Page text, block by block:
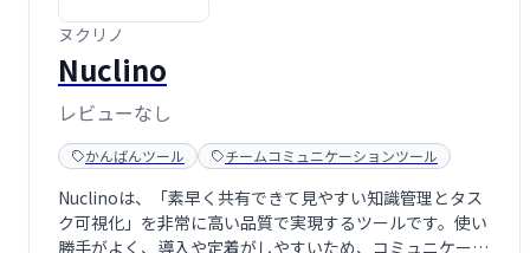
ヌクリノ
Nuclino
レビューなし
かんばんツール チームコミュニケーションツール
Nuclinoは、「素早く共有できて見やすい知識管理とタス
ク可視化」を非常に高い品質で実現するツールです。使い
勝手がよく、導入や定着がしやすいため、コミュニケーシ